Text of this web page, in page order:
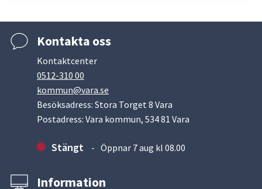
Kontakta oss
Kontaktcenter
0512-310 00
kommun@vara.se
Besöksadress: Stora Torget 8 Vara
Postadress: Vara kommun, 534 81 Vara
Stängt Öppnar 7 aug kl 08.00
Information